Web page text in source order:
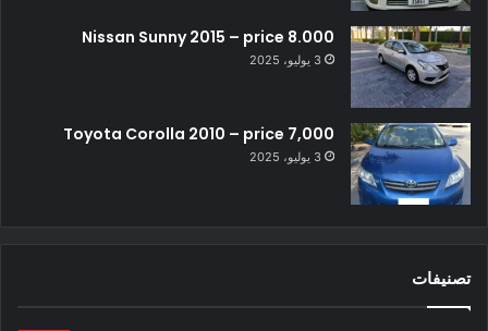
Nissan Sunny 2015 – price 8.000
3 يوليو، 2025
Toyota Corolla 2010 – price 7,000
3 يوليو، 2025
تصنيفات